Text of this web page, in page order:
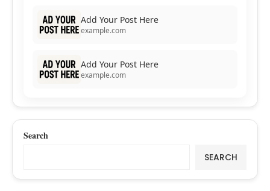
Add Your Post Here
example.com
Add Your Post Here
example.com
Search
SEARCH